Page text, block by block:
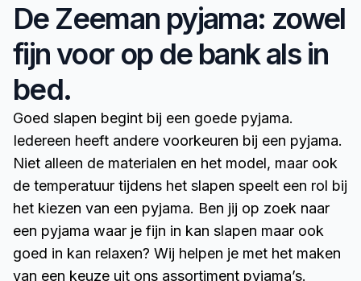
De Zeeman pyjama: zowel
fijn voor op de bank als in
bed.
Goed slapen begint bij een goede pyjama.
Iedereen heeft andere voorkeuren bij een pyjama.
Niet alleen de materialen en het model, maar ook
de temperatuur tijdens het slapen speelt een rol bij
het kiezen van een pyjama. Ben jij op zoek naar
een pyjama waar je fijn in kan slapen maar ook
goed in kan relaxen? Wij helpen je met het maken
van een keuze uit ons assortiment pyjama’s.